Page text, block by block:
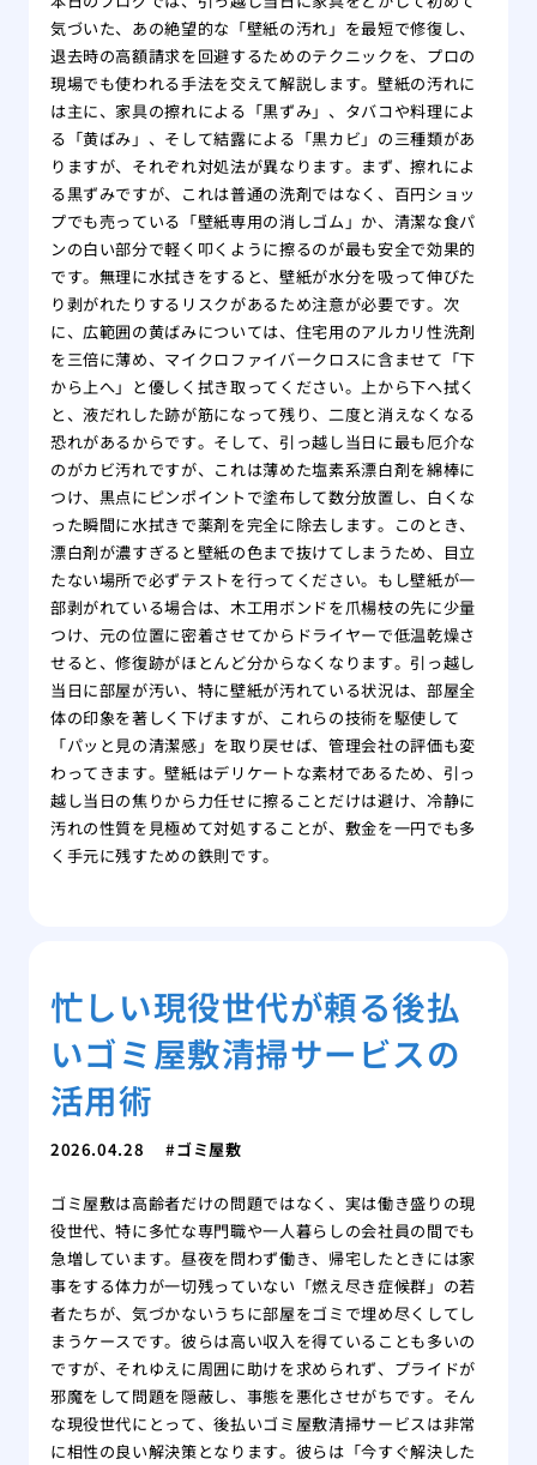
気づいた、あの絶望的な「壁紙の汚れ」を最短で修復し、
退去時の高額請求を回避するためのテクニックを、プロの
現場でも使われる手法を交えて解説します。壁紙の汚れに
は主に、家具の擦れによる「黒ずみ」、タバコや料理によ
る「黄ばみ」、そして結露による「黒カビ」の三種類があ
りますが、それぞれ対処法が異なります。まず、擦れによ
る黒ずみですが、これは普通の洗剤ではなく、百円ショッ
プでも売っている「壁紙専用の消しゴム」か、清潔な食パ
ンの白い部分で軽く叩くように擦るのが最も安全で効果的
です。無理に水拭きをすると、壁紙が水分を吸って伸びた
り剥がれたりするリスクがあるため注意が必要です。次
に、広範囲の黄ばみについては、住宅用のアルカリ性洗剤
を三倍に薄め、マイクロファイバークロスに含ませて「下
から上へ」と優しく拭き取ってください。上から下へ拭く
と、液だれした跡が筋になって残り、二度と消えなくなる
恐れがあるからです。そして、引っ越し当日に最も厄介な
のがカビ汚れですが、これは薄めた塩素系漂白剤を綿棒に
つけ、黒点にピンポイントで塗布して数分放置し、白くな
った瞬間に水拭きで薬剤を完全に除去します。このとき、
漂白剤が濃すぎると壁紙の色まで抜けてしまうため、目立
たない場所で必ずテストを行ってください。もし壁紙が一
部剥がれている場合は、木工用ボンドを爪楊枝の先に少量
つけ、元の位置に密着させてからドライヤーで低温乾燥さ
せると、修復跡がほとんど分からなくなります。引っ越し
当日に部屋が汚い、特に壁紙が汚れている状況は、部屋全
体の印象を著しく下げますが、これらの技術を駆使して
「パッと見の清潔感」を取り戻せば、管理会社の評価も変
わってきます。壁紙はデリケートな素材であるため、引っ
越し当日の焦りから力任せに擦ることだけは避け、冷静に
汚れの性質を見極めて対処することが、敷金を一円でも多
く手元に残すための鉄則です。
忙しい現役世代が頼る後払
いゴミ屋敷清掃サービスの
活用術
2026.04.28 ゴミ屋敷
ゴミ屋敷は高齢者だけの問題ではなく、実は働き盛りの現
役世代、特に多忙な専門職や一人暮らしの会社員の間でも
急増しています。昼夜を問わず働き、帰宅したときには家
事をする体力が一切残っていない「燃え尽き症候群」の若
者たちが、気づかないうちに部屋をゴミで埋め尽くしてし
まうケースです。彼らは高い収入を得ていることも多いの
ですが、それゆえに周囲に助けを求められず、プライドが
邪魔をして問題を隠蔽し、事態を悪化させがちです。そん
な現役世代にとって、後払いゴミ屋敷清掃サービスは非常
に相性の良い解決策となります。彼らは「今すぐ解決した